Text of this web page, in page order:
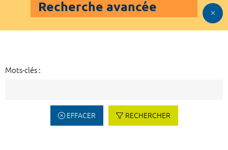
Recherche avancée
Mots-clés :
EFFACER RECHERCHER